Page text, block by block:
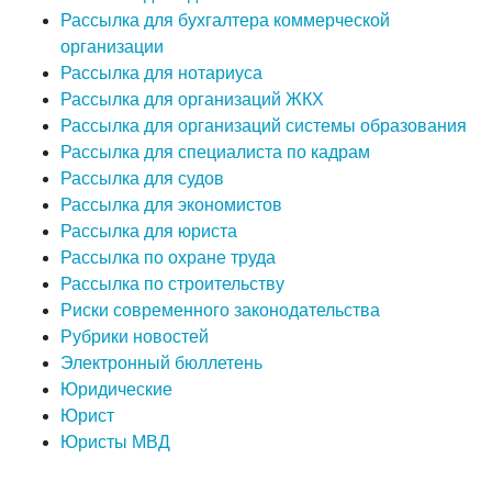
Рассылка для бухгалтера коммерческой
организации
Рассылка для нотариуса
Рассылка для организаций ЖКХ
Рассылка для организаций системы образования
Рассылка для специалиста по кадрам
Рассылка для судов
Рассылка для экономистов
Рассылка для юриста
Рассылка по охране труда
Рассылка по строительству
Риски современного законодательства
Рубрики новостей
Электронный бюллетень
Юридические
Юрист
Юристы МВД